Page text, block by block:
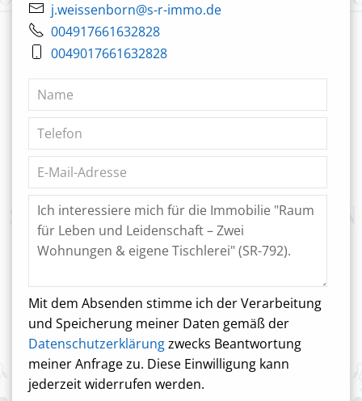
j.weissenborn@s-r-immo.de
004917661632828
0049017661632828
Mit dem Absenden stimme ich der Verarbeitung
und Speicherung meiner Daten gemäß der
Datenschutzerklärungzwecks Beantwortung
meiner Anfrage zu. Diese Einwilligung kann
jederzeit widerrufen werden.